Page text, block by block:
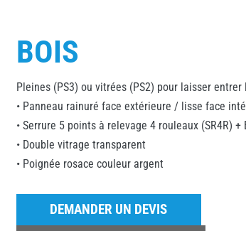
BOIS
Pleines (PS3) ou vitrées (PS2) pour laisser entrer
• Panneau rainuré face extérieure / lisse face
• Serrure 5 points à relevage 4 rouleaux (SR4R)
• Double vitrage transparent
• Poignée rosace couleur argent
DEMANDER UN DEVIS